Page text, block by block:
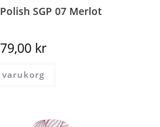
SGP 07 Merlot
79,00 kr